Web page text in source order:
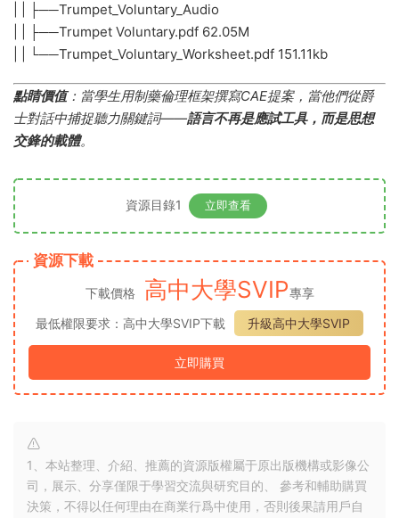
| | ├──Trumpet_Voluntary_Audio
| | ├──Trumpet Voluntary.pdf 62.05M
| | └──Trumpet_Voluntary_Worksheet.pdf 151.11kb
點睛價值​：當學生用制藥倫理框架撰寫CAE提案，當他們從爵
士對話中捕捉聽力關鍵詞——語言不再是應試工具，而是思想
交鋒的載體。
資源目錄1 立即查看
資源下載
下載價格 高中大學SVIP專享
最低權限要求：高中大學SVIP下載
升級高中大學SVIP
立即購買
1、本站整理、介紹、推薦的資源版權屬于原出版機構或影像公
司，展示、分享僅限于學習交流與研究目的、 參考和輔助購買
決策，不得以任何理由在商業行爲中使用，否則後果請用戶自